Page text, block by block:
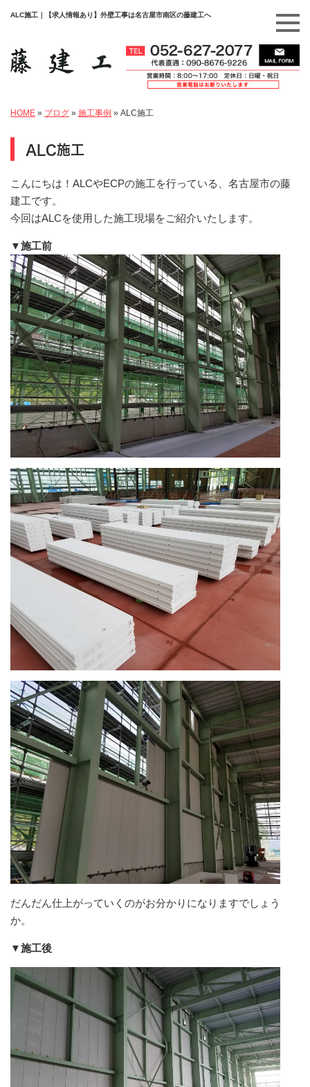
ALC施工｜【求人情報あり】外壁工事は名古屋市南区の藤建工へ
HOME » ブログ » 施工事例 » ALC施工
ALC施工
こんにちは！ALCやECPの施工を行っている、名古屋市の藤
建工です。
今回はALCを使用した施工現場をご紹介いたします。
▼施工前
だんだん仕上がっていくのがお分かりになりますでしょう
か。
▼施工後